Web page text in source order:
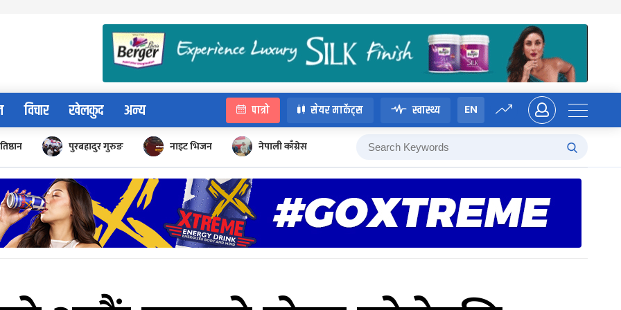
विचार खेलकुद अन्य पात्रो सेयर मार्केट्स स्वास्थ्य EN
पुरबहादुर गुरुङ नाइट भिजन नेपाली काँग्रेस